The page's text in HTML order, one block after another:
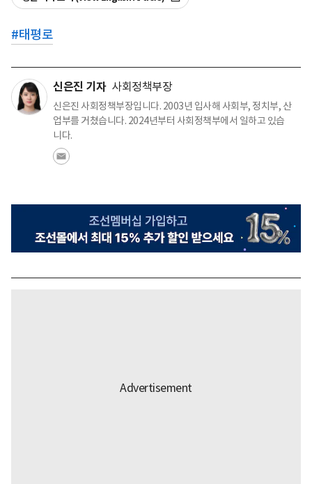
#태평로
신은진 기자 사회정책부장
신은진 사회정책부장입니다. 2003년 입사해 사회부, 정치부, 산
업부를 거쳤습니다. 2024년부터 사회정책부에서 일하고 있습
니다.